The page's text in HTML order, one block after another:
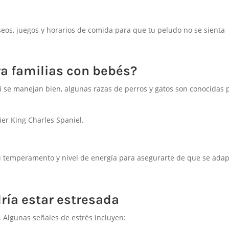
juegos y horarios de comida para que tu peludo no se sienta
familias con bebés?
manejan bien, algunas razas de perros y gatos son conocidas
King Charles Spaniel.
y nivel de energía para asegurarte de que se
estar estresada
señales de estrés incluyen: